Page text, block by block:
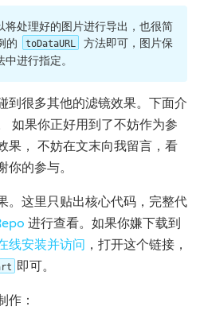
将处理好的图片进行导出，也很简
的
toDataURL
方法即可，图片保
进行指定。
到很多其他的滤镜效果。下面介
如果你正好用到了不妨作为参
果， 不妨在文末向我留言，看
的参与。
。这里只贴出核心代码，完整代
进行查看。如果你嫌下载到
线安装并访问 ，打开这个链接，
即可。
作：